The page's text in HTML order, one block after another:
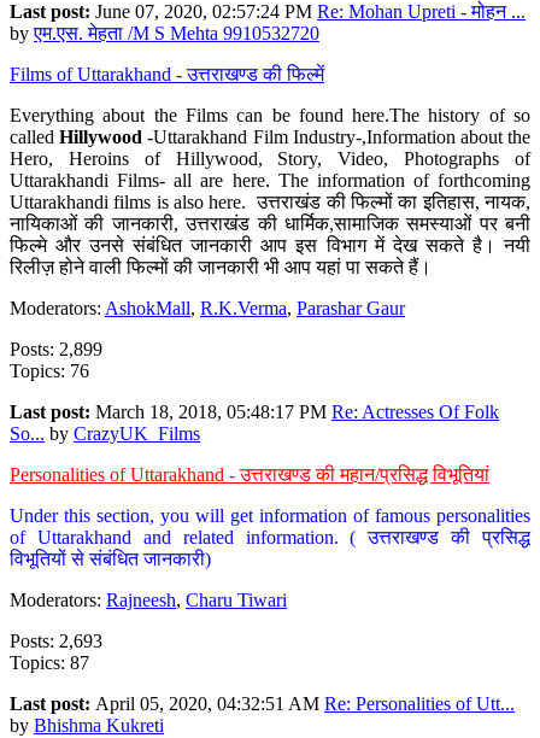
Last post: June 07, 2020, 02:57:24 PM Re: Mohan Upreti - मोहन ...
byएम.एस. मेहता /M S Mehta 9910532720
Films of Uttarakhand - उत्तराखण्ड की फिल्में
Everything about the Films can be found here.The history of so
calledHillywood-Uttarakhand Film Industry-,Information about the
Hero, Heroins of Hillywood, Story, Video, Photographs of
Uttarakhandi Films- all are here. The information of forthcoming
Uttarakhandi films is also here. उत्तराखंड की फिल्मों का इतिहास, नायक,
नायिकाओं की जानकारी, उत्तराखंड की धार्मिक,सामाजिक समस्याओं पर बनी
फिल्मे और उनसे संबंधित जानकारी आप इस विभाग में देख सकते है। नयी
रिलीज़ होने वाली फिल्मों की जानकारी भी आप यहां पा सकते हैं।
Moderators: AshokMall, R.K.Verma, Parashar Gaur
Posts: 2,899
Topics: 76
Last post: March 18, 2018, 05:48:17 PM Re: Actresses Of Folk
So... by CrazyUK_Films
Personalities of Uttarakhand - उत्तराखण्ड की महान/प्रसिद्ध विभूतियां
Under this section, you will get information of famous personalities
of Uttarakhand and related information. ( उत्तराखण्ड की प्रसिद्ध
विभूतियों से संबंधित जानकारी)
Moderators: Rajneesh, Charu Tiwari
Posts: 2,693
Topics: 87
Last post: April 05, 2020, 04:32:51 AM Re: Personalities of Utt...
by Bhishma Kukreti